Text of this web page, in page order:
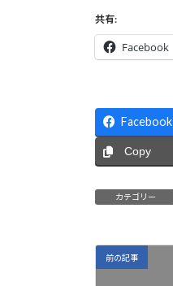
共有:
Facebook
Facebook
Copy
カテゴリー
前の記事